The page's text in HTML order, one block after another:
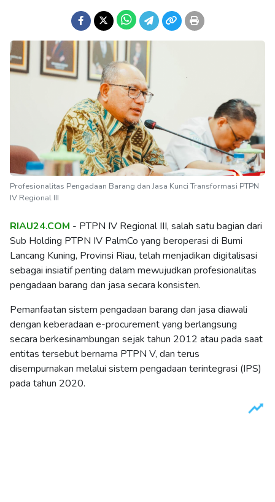
Profesionalitas Pengadaan Barang dan Jasa Kunci Transformasi PTPN
IV Regional III
RIAU24.COM - PTPN IV Regional III, salah satu bagian dari
Sub Holding PTPN IV PalmCo yang beroperasi di Bumi
Lancang Kuning, Provinsi Riau, telah menjadikan digitalisasi
sebagai insiatif penting dalam mewujudkan profesionalitas
pengadaan barang dan jasa secara konsisten.
Pemanfaatan sistem pengadaan barang dan jasa diawali
dengan keberadaan e-procurement yang berlangsung
secara berkesinambungan sejak tahun 2012 atau pada saat
entitas tersebut bernama PTPN V, dan terus
disempurnakan melalui sistem pengadaan terintegrasi (IPS)
pada tahun 2020.